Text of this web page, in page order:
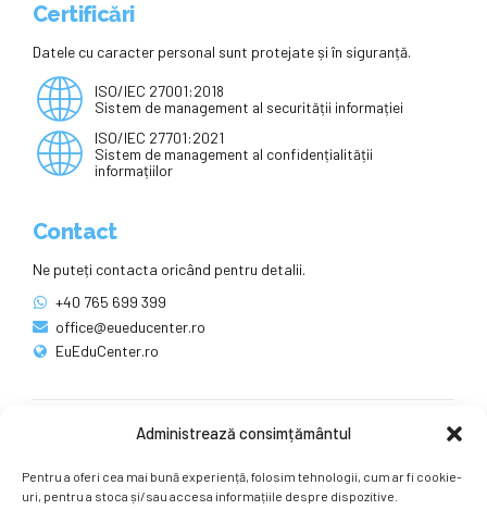
Administrează consimțământul
Pentru a oferi cea mai bună experiență, folosim tehnologii, cum ar fi cookie-
uri, pentru a stoca și/sau accesa informațiile despre dispozitive.
Certificări
Datele cu caracter personal sunt protejate și în siguranță.
ISO/IEC 27001:2018
Sistem de management al securității informației
ISO/IEC 27701:2021
Sistem de management al confidențialității
informațiilor
Contact
Ne puteți contacta oricând pentru detalii.
+40 765 699 399
office@eueducenter.ro
EuEduCenter.ro
Ne puteți găsi și pe rețelele sociale.